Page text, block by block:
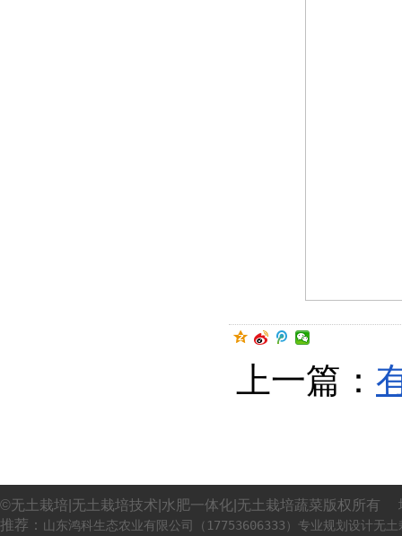
上一篇：
©无土栽培|无土栽培技术|水肥一体化|无土栽培蔬菜版权所有
推荐： 山东鸿科生态农业有限公司（17753606333）专业规划设计无